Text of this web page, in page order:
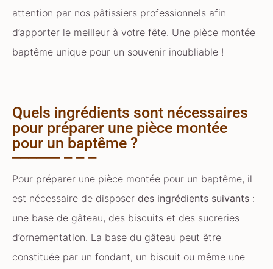
attention par nos pâtissiers professionnels afin
d’apporter le meilleur à votre fête. Une pièce montée
baptême unique pour un souvenir inoubliable !
Quels ingrédients sont nécessaires
pour préparer une pièce montée
pour un baptême ?
Pour préparer une pièce montée pour un baptême, il
est nécessaire de disposer des ingrédients suivants :
une base de gâteau, des biscuits et des sucreries
d’ornementation. La base du gâteau peut être
constituée par un fondant, un biscuit ou même une